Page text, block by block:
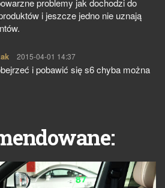
problemy jak dochodzi do
i jeszcze jedno nie uznają
pisze:
2015-04-01 14:37
i pobawić się s6 chyba można